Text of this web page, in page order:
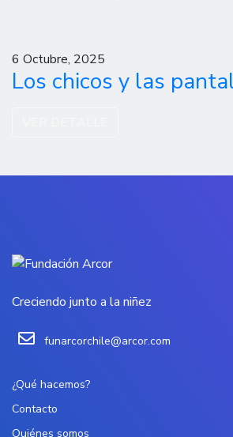
6 Octubre, 2025
Los chicos y las
Creciendo junto a la niñez
funarcorchile@arcor.com
¿Qué hacemos?
Contacto
Quiénes somos